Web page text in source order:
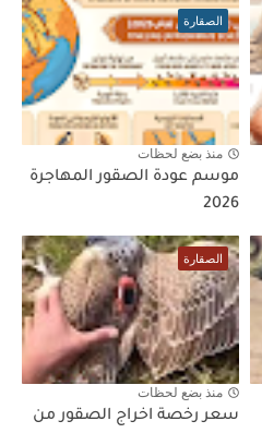
الصقارة
منذ بضع لحظات
موسم عودة الصقور المهاجرة
2026
الصقارة
منذ بضع لحظات
سعر رخصة اخراج الصقور من